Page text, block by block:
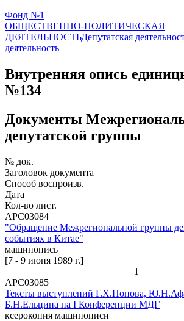
Фонд №1
ОБЩЕСТВЕННО-ПОЛИТИЧЕСКАЯ
ДЕЯТЕЛЬНОСТЬДепутатская
деятельность
Внутренняя опись
№134
Документы
депутатской группы
№ док.
Заголовок документа
Способ воспроизв.
Дата
Кол-во лист.
АРС03084
"Обращение Межрегиональной группы
событиях в Китае"
машинопись
[7 - 9 июня 1989 г.]
1
АРС03085
Тексты выступлений Г.Х.Попова,
Б.Н.Ельцина на I Конференции МДГ
ксерокопия машинописи